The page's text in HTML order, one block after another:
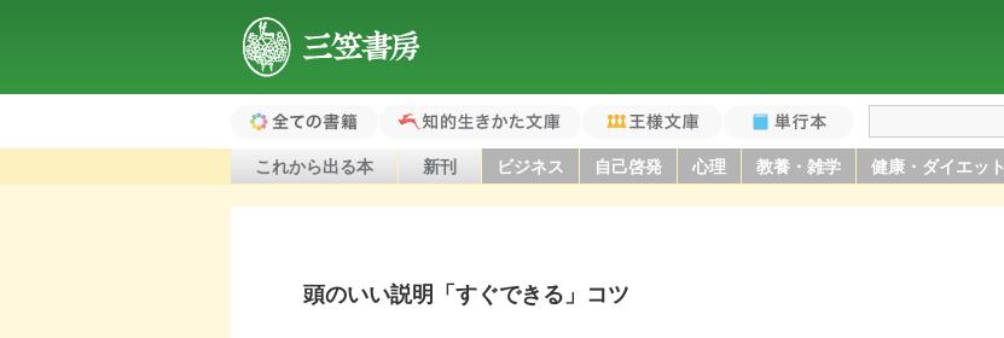
全ての書籍（ホ
ーム）
知的生きかた文庫 王様文庫 単行本
これから出る本 新刊 ビジネス 自己啓発 心理 教養・雑学 健康・ダイエット
頭のいい説明「すぐできる」コツ